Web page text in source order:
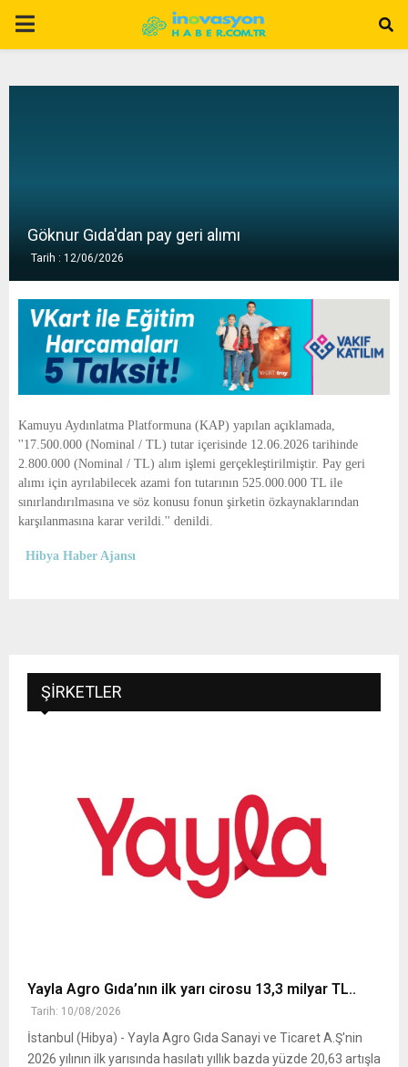
P
E
N
U
Göknur Gıda'dan pay geri alımı
Tarih : 12/06/2026
Kamuyu Aydınlatma Platformuna (KAP) yapılan açıklamada,
''17.500.000 (Nominal / TL) tutar içerisinde 12.06.2026 tarihinde
2.800.000 (Nominal / TL) alım işlemi gerçekleştirilmiştir. Pay geri
alımı için ayrılabilecek azami fon tutarının 525.000.000 TL ile
sınırlandırılmasına ve söz konusu fonun şirketin özkaynaklarından
karşılanmasına karar verildi.'' denildi.
Hibya Haber Ajansı
ŞIRKETLER
Yayla Agro Gıda’nın ilk yarı cirosu 13,3 milyar TL..
Tarih: 10/08/2026
İstanbul (Hibya) - Yayla Agro Gıda Sanayi ve Ticaret A.Ş'nin
2026 yılının ilk yarısında hasılatı yıllık bazda yüzde 20,63 artışla